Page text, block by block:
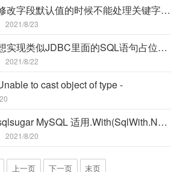
[SqlSugar] 修改字段默认值的时候不能处理关键字作为字段的情况 -
2021/8/23
[SqlSugar] 想实现类似JDBC里面的SQL语句占位符,大家有谁做过的吗 -
2021/8/22
to cast object of type -
[SqlSugar] sqlsugar MySQL 适用.With(SqlWith.NoLock)有效吗？ -
2021/8/20
上一页 下一页 末页